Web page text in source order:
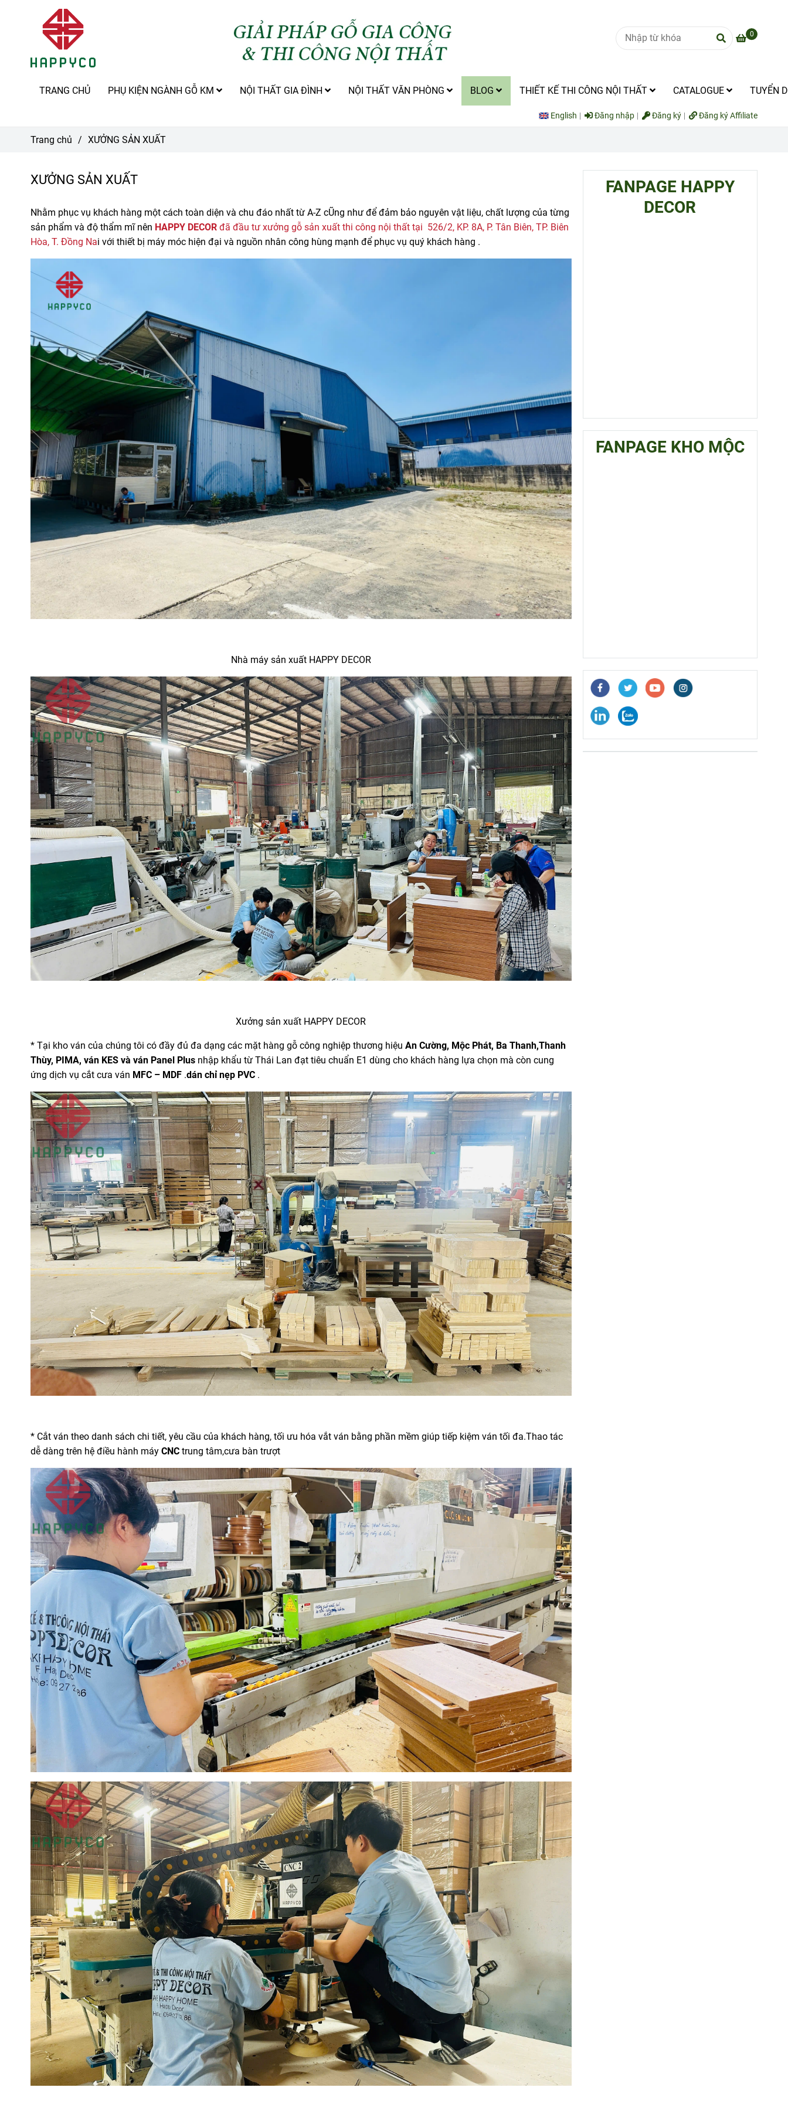
0
TRANG CHỦ PHỤ KIỆN NGÀNH GỖ KM NỘI THẤT GIA ĐÌNH NỘI THẤT VĂN PHÒNG BLOG THIẾT KẾ THI CÔNG NỘI THẤT CATALOGUE TUYỂN
English Đăng nhập Đăng ký Đăng ký Affiliate
Trang chủ / XƯỞNG SẢN XUẤT
XƯỞNG SẢN XUẤT
Nhằm phục vụ khách hàng một cách toàn diện và chu đáo nhất từ A-Z cŨng như để đảm bảo nguyên vật liệu, chất lượng của từng
sản phẩm và độ thẩm mĩ nên HAPPY DECOR đã đầu tư xưởng gỗ sản xuất thi công nội thất tại 526/2, KP. 8A, P. Tân Biên, TP. Biên
Hòa, T. Đồng Nai với thiết bị máy móc hiện đại và nguồn nhân công hùng mạnh để phục vụ quý khách hàng .
Nhà máy sản xuất HAPPY DECOR
Xưởng sản xuất HAPPY DECOR
* Tại kho ván của chúng tôi có đầy đủ đa dạng các mặt hàng gỗ công nghiệp thương hiệu An Cường, Mộc Phát, Ba Thanh,Thanh
Thùy, PIMA, ván KES và ván Panel Plus nhập khẩu từ Thái Lan đạt tiêu chuẩn E1 dùng cho khách hàng lựa chọn mà còn cung
ứng dịch vụ cắt cưa ván MFC – MDF .dán chỉ nẹp PVC .
* Cắt ván theo danh sách chi tiết, yêu cầu của khách hàng, tối ưu hóa vắt ván bằng phần mềm giúp tiếp kiệm ván tối đa.Thao tác
dễ dàng trên hệ điều hành máy CNC trung tâm,cưa bàn trượt
FANPAGE HAPPY
DECOR
FANPAGE KHO MỘC